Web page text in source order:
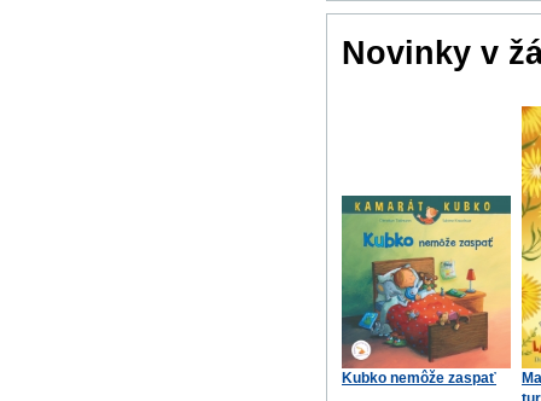
Novinky v
Kubko nemôže zaspať